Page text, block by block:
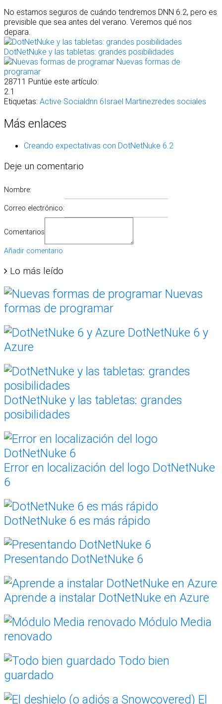
No estamos seguros de cuándo tendremos DNN 6.2, pero es
previsible que sea antes del verano. Veremos qué nos
depara.
DotNetNuke y las tabletas: grandes posibilidades
Nuevas formas de
programar
28711 Puntúe este artículo:
2.1
Etiquetas: Active Socialdnn 6Israel Martinezredes sociales
Más enlaces
Creando expectativas con DotNetNuke 6.2
Deje un comentario
Nombre:
Correo electrónico:
Comentarios
Añadir comentario
Lo más leído
Nuevas
formas de programar
DotNetNuke 6 y
Azure
DotNetNuke y las tabletas: grandes
posibilidades
Error en localización del logo DotNetNuke
6
DotNetNuke 6 es más rápido
Presentando DotNetNuke 6
Aprende a instalar DotNetNuke en Azure
Módulo Media
renovado
Todo bien
guardado
El